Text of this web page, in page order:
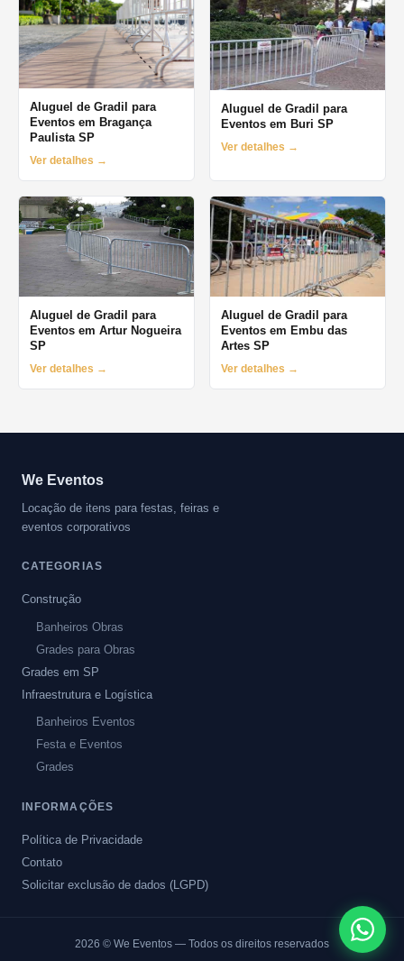
Aluguel de Gradil para
Eventos em Bragança
Paulista SP
Ver detalhes →
Aluguel de Gradil para
Eventos em Buri SP
Ver detalhes →
Aluguel de Gradil para
Eventos em Artur Nogueira
SP
Ver detalhes →
Aluguel de Gradil para
Eventos em Embu das
Artes SP
Ver detalhes →
We Eventos
Locação de itens para festas, feiras e
eventos corporativos
CATEGORIAS
Construção
Banheiros Obras
Grades para Obras
Grades em SP
Infraestrutura e Logística
Banheiros Eventos
Festa e Eventos
Grades
INFORMAÇÕES
Política de Privacidade
Contato
Solicitar exclusão de dados (LGPD)
2026 © We Eventos — Todos os direitos reservados